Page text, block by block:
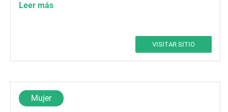
Teléfono: 962 087 475
Leer más
VISITAR SITIO
Mujer